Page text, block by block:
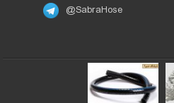
@SabraHose